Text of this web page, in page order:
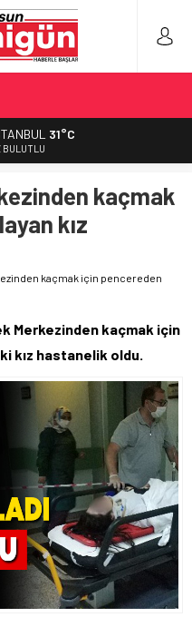
EN BÜYÜK HATALAR
31°C
BULUTLU
kaçmak
kız
kaçmak için pencereden
Merkezinden kaçmak için
kız hastanelik oldu.